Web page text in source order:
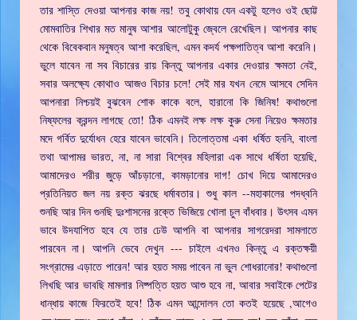
তার শাস্তি দেওয়া আপনার কাজ নয়! তবু কোথায় যেন একটু হলেও ওই ছোট্ট
মোমবাতির শিখার মত মানুষ আশার আলোটুকু জ্বেলে রেখেছিল। আপনার কাছ
থেকে বিবেকবান মনুষত্ব আশা করেছিল, এমন কদর্য পক্ষপাতিত্ব আশা করেনি।
ভুলে যাবেন না সব বিচারের রায় কিন্তু আপনার একার দেওয়ার ক্ষমতা নেই,
সবার অলক্ষ্যে কোথাও আজও বিচার চলে! সেই মার যখন নেমে আসবে সেদিন
আপনারা নিশ্চয়ই বুঝবেন শোক কাকে বলে, হারানো কি জিনিষ! কথাগুলো
নিষ্ফলের ক্রন্দন লাগছে তো! ঠিক এমনই লক্ষ লক্ষ কুরু সেনা নিয়েও ক্ষমতার
মদে গর্বিত দুর্যোধন হেরে যাবেন ভাবেনি। তিলোত্তমা একা ধর্ষিত হননি, বাংলা
তথা আপামর ভারত, না, না সারা বিশ্বের মহিলারা এক সাথে ধর্ষিতা হয়েছি,
আমাদেরও শরীর জুড়ে আঁচড়ানো, কামড়ানোর দাগ! চোখ দিয়ে আমাদেরও
প্রতিনিয়ত জল নয় রক্ত ঝরছে ধর্মাবতার। শুধু কাল --মহাকালের পদধ্বনি
শুনছি আর দিন গুনছি দুঃশাসনের রক্তে ভিজিয়ে খোলা চুল বাঁধবার। উৎসব এমন
ভাবে উদযাপিত হবে যে তার ঢেউ আপনি বা আপনার সাগরেদরা সামলাতে
পারবেন না। আপনি ভেবে দেখুন --- চাইলে এখনও কিন্তু এ রক্তক্ষয়ী
সংগ্রামের এড়াতে পারেন! আর হয়ত সময় পাবেন না ভুল শোধরানোর! কথাগুলো
লিখছি আর ভাবছি মামলার নিষ্পত্তি হয়ত আশু হবে না, আবার সবাইকে পেটের
ধান্ধায় কাজে ফিরতেই হবে! ঠিক এমন আন্দোলন তো কতই হয়েছে ,আগেও